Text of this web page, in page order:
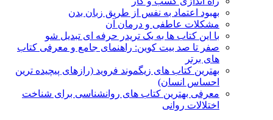
بهبود اعتماد به نفس از طریق زبان بدن
مشکلات عاطفی و درمان آن
با این کتاب ها به یک تریدر حرفه ای تبدیل شو
صفر تا صد بیت کوین: راهنمای جامع و معرفی کتاب
های برتر
بهترین کتاب های زیگموند فروید (رازهای پیچیده ترین
احساس انسان)
معرفی بهترین کتاب های روانشناسی برای شناخت
اختلالات روانی